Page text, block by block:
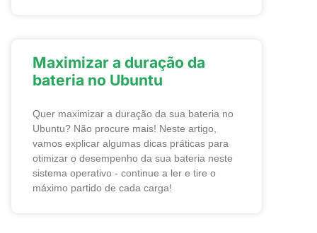
Maximizar a duração da
bateria no Ubuntu
Quer maximizar a duração da sua bateria no
Ubuntu? Não procure mais! Neste artigo,
vamos explicar algumas dicas práticas para
otimizar o desempenho da sua bateria neste
sistema operativo - continue a ler e tire o
máximo partido de cada carga!